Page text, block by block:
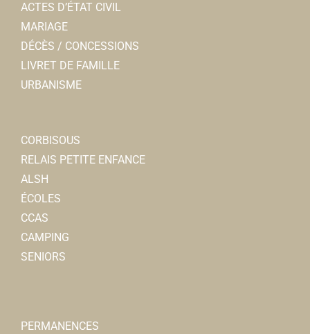
ACTES D’ÉTAT CIVIL
MARIAGE
DÉCÈS / CONCESSIONS
LIVRET DE FAMILLE
URBANISME
CORBISOUS
RELAIS PETITE ENFANCE
ALSH
ÉCOLES
CCAS
CAMPING
SENIORS
PERMANENCES